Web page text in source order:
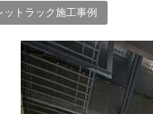
ットラック施工事例